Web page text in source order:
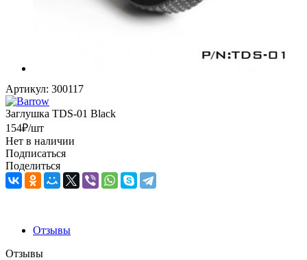
Артикул: 300117
Заглушка TDS-01 Black
154₽/шт
Нет в наличии
Подписаться
Поделиться
Отзывы
Отзывы